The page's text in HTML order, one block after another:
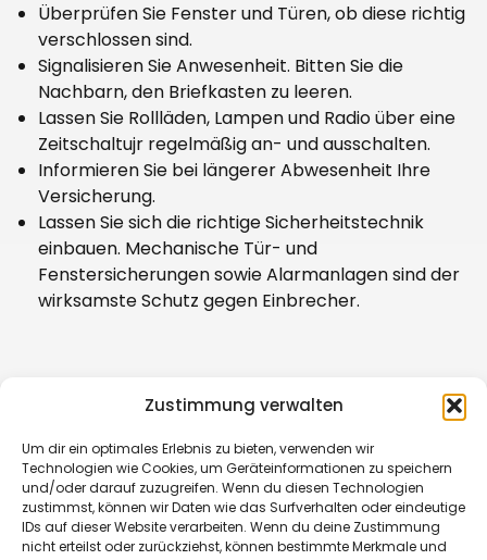
Zustimmung verwalten
Um dir ein optimales Erlebnis zu bieten, verwenden wir
Technologien wie Cookies, um Geräteinformationen zu speichern
und/oder darauf zuzugreifen. Wenn du diesen Technologien
zustimmst, können wir Daten wie das Surfverhalten oder eindeutige
IDs auf dieser Website verarbeiten. Wenn du deine Zustimmung
nicht erteilst oder zurückziehst, können bestimmte Merkmale und
Überprüfen Sie Fenster und Türen, ob diese richtig
verschlossen sind.
Signalisieren Sie Anwesenheit. Bitten Sie die
Nachbarn, den Briefkasten zu leeren.
Lassen Sie Rollläden, Lampen und Radio über eine
Zeitschaltujr regelmäßig an- und ausschalten.
Informieren Sie bei längerer Abwesenheit Ihre
Versicherung.
Lassen Sie sich die richtige Sicherheitstechnik
einbauen. Mechanische Tür- und
Fenstersicherungen sowie Alarmanlagen sind der
wirksamste Schutz gegen Einbrecher.
Am Böttcherberg 11
D – 51427 Bergisch Gladbach
Deutschland